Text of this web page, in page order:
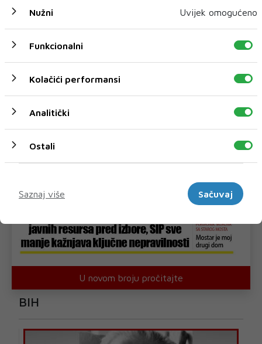
U novom broju pročitajte
BIH
Nužni Uvijek omogućeno
Funkcionalni
Kolačići performansi
Analitički
Ostali
Saznaj više
Sačuvaj